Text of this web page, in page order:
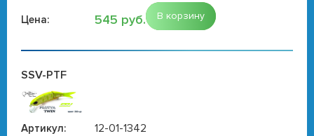
Цена: 545 руб. В корзину
SSV-PTF
Артикул:
12-01-1342